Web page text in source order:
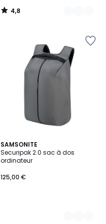
4,8
/
SAMSONITE
Securipak 2.0 sac à dos
ordinateur
125,00 €
6
Couleurs